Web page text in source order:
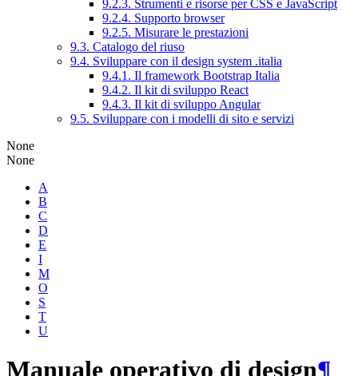
9.2.3. Strumenti e risorse per CSS e JavaScript
9.2.4. Supporto browser
9.2.5. Misurare le prestazioni
9.3. Catalogo del riuso
9.4. Sviluppare con il design system .italia
9.4.1. Il framework Bootstrap Italia
9.4.2. Il kit di sviluppo React
9.4.3. Il kit di sviluppo Angular
9.5. Sviluppare con i modelli di sito e servizi
None
None
A
B
C
D
E
I
M
O
S
T
U
Manuale operativo di design¶